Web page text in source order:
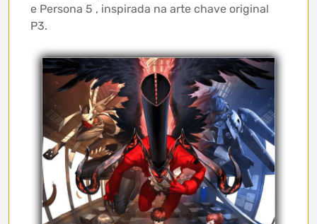
e Persona 5 , inspirada na arte chave original
P3.